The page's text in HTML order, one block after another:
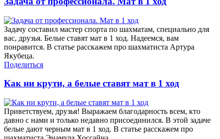
Задачу составил мастер спорта по шахматам, специально для
вас, друзья. Белые ставят мат в 1 ход. Надеемся, вам
понравится. В статье расскажем про шахматиста Артура
Якубеца.
Поделиться
Как ни крути, а белые ставят мат в 1 ход
Приветствуем, друзья! Выражаем благодарность всем, кто
давно с нами и только недавно присоединился. В этой задаче
белые дают черным мат в 1 ход. В статье расскажем про